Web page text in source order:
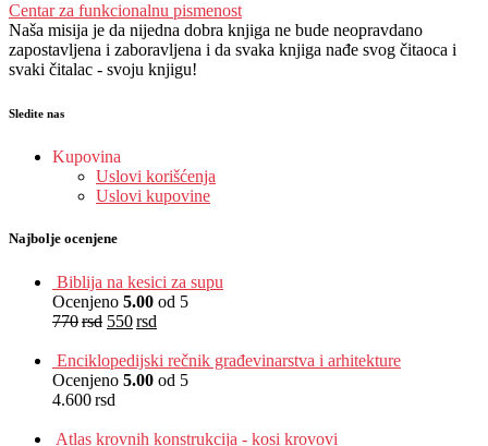
Centar za funkcionalnu pismenost
Naša misija je da nijedna dobra knjiga ne bude neopravdano
zapostavljena i zaboravljena i da svaka knjiga nađe svog čitaoca i
svaki čitalac - svoju knjigu!
Sledite nas
Kupovina
Uslovi korišćenja
Uslovi kupovine
Najbolje ocenjene
Biblija na kesici za supu
Ocenjeno 5.00 od 5
770rsd 550rsd
Enciklopedijski rečnik građevinarstva i arhitekture
Ocenjeno 5.00 od 5
4.600rsd
Atlas krovnih konstrukcija - kosi krovovi